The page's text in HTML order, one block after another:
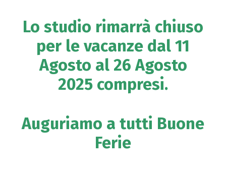
Lo studio rimarrà chiuso
per le vacanze dal 11
Agosto al 26 Agosto
2025 compresi.
Auguriamo a tutti Buone
Ferie